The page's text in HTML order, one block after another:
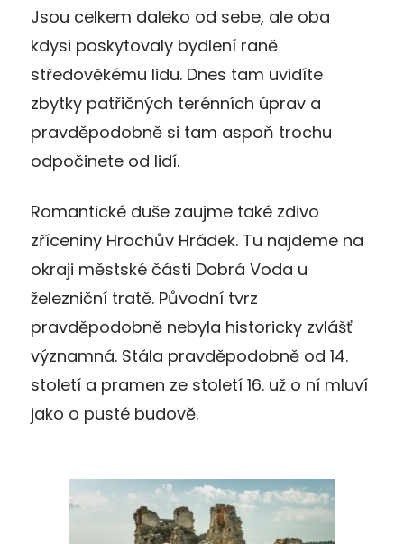
Jsou celkem daleko od sebe, ale oba
kdysi poskytovaly bydlení raně
středověkému lidu. Dnes tam uvidíte
zbytky patřičných terénních úprav a
pravděpodobně si tam aspoň trochu
odpočinete od lidí.
Romantické duše zaujme také zdivo
zříceniny Hrochův Hrádek. Tu najdeme na
okraji městské části Dobrá Voda u
železniční tratě. Původní tvrz
pravděpodobně nebyla historicky zvlášť
významná. Stála pravděpodobně od 14.
století a pramen ze století 16. už o ní mluví
jako o pusté budově.